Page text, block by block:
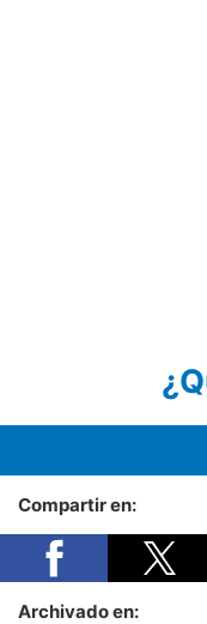
Compartir en:
Archivado en: